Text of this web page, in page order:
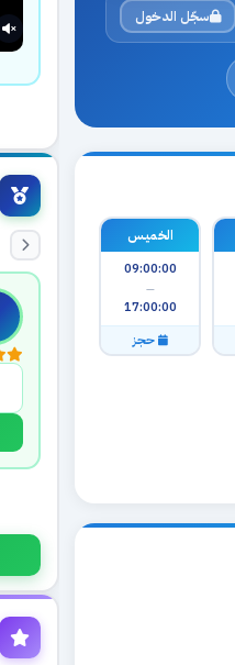
سجّل الدخول
الخميس
09:00:00
—
17:00:00
حجز